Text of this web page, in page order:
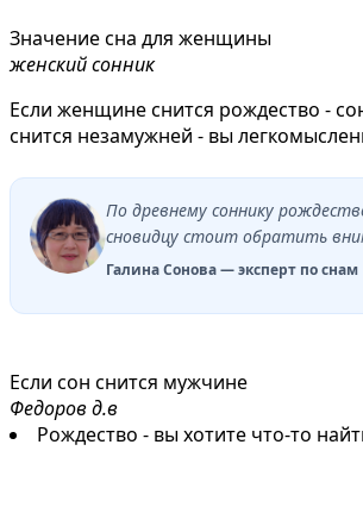
Значение сна для женщины
женский сонник
Если женщине снится рождество -
снится незамужней - вы
По древнему соннику
сновидцу стоит обратить
Галина Сонова — эксперт по снам
Если сон снится мужчине
Федоров д.в
Рождество - вы хотите что-то